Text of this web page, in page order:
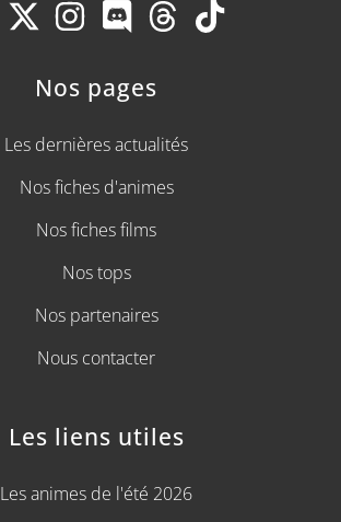
Nos pages
Les dernières actualités
Nos fiches d'animes
Nos fiches films
Nos tops
Nos partenaires
Nous contacter
Les liens utiles
Les animes de l'été 2026